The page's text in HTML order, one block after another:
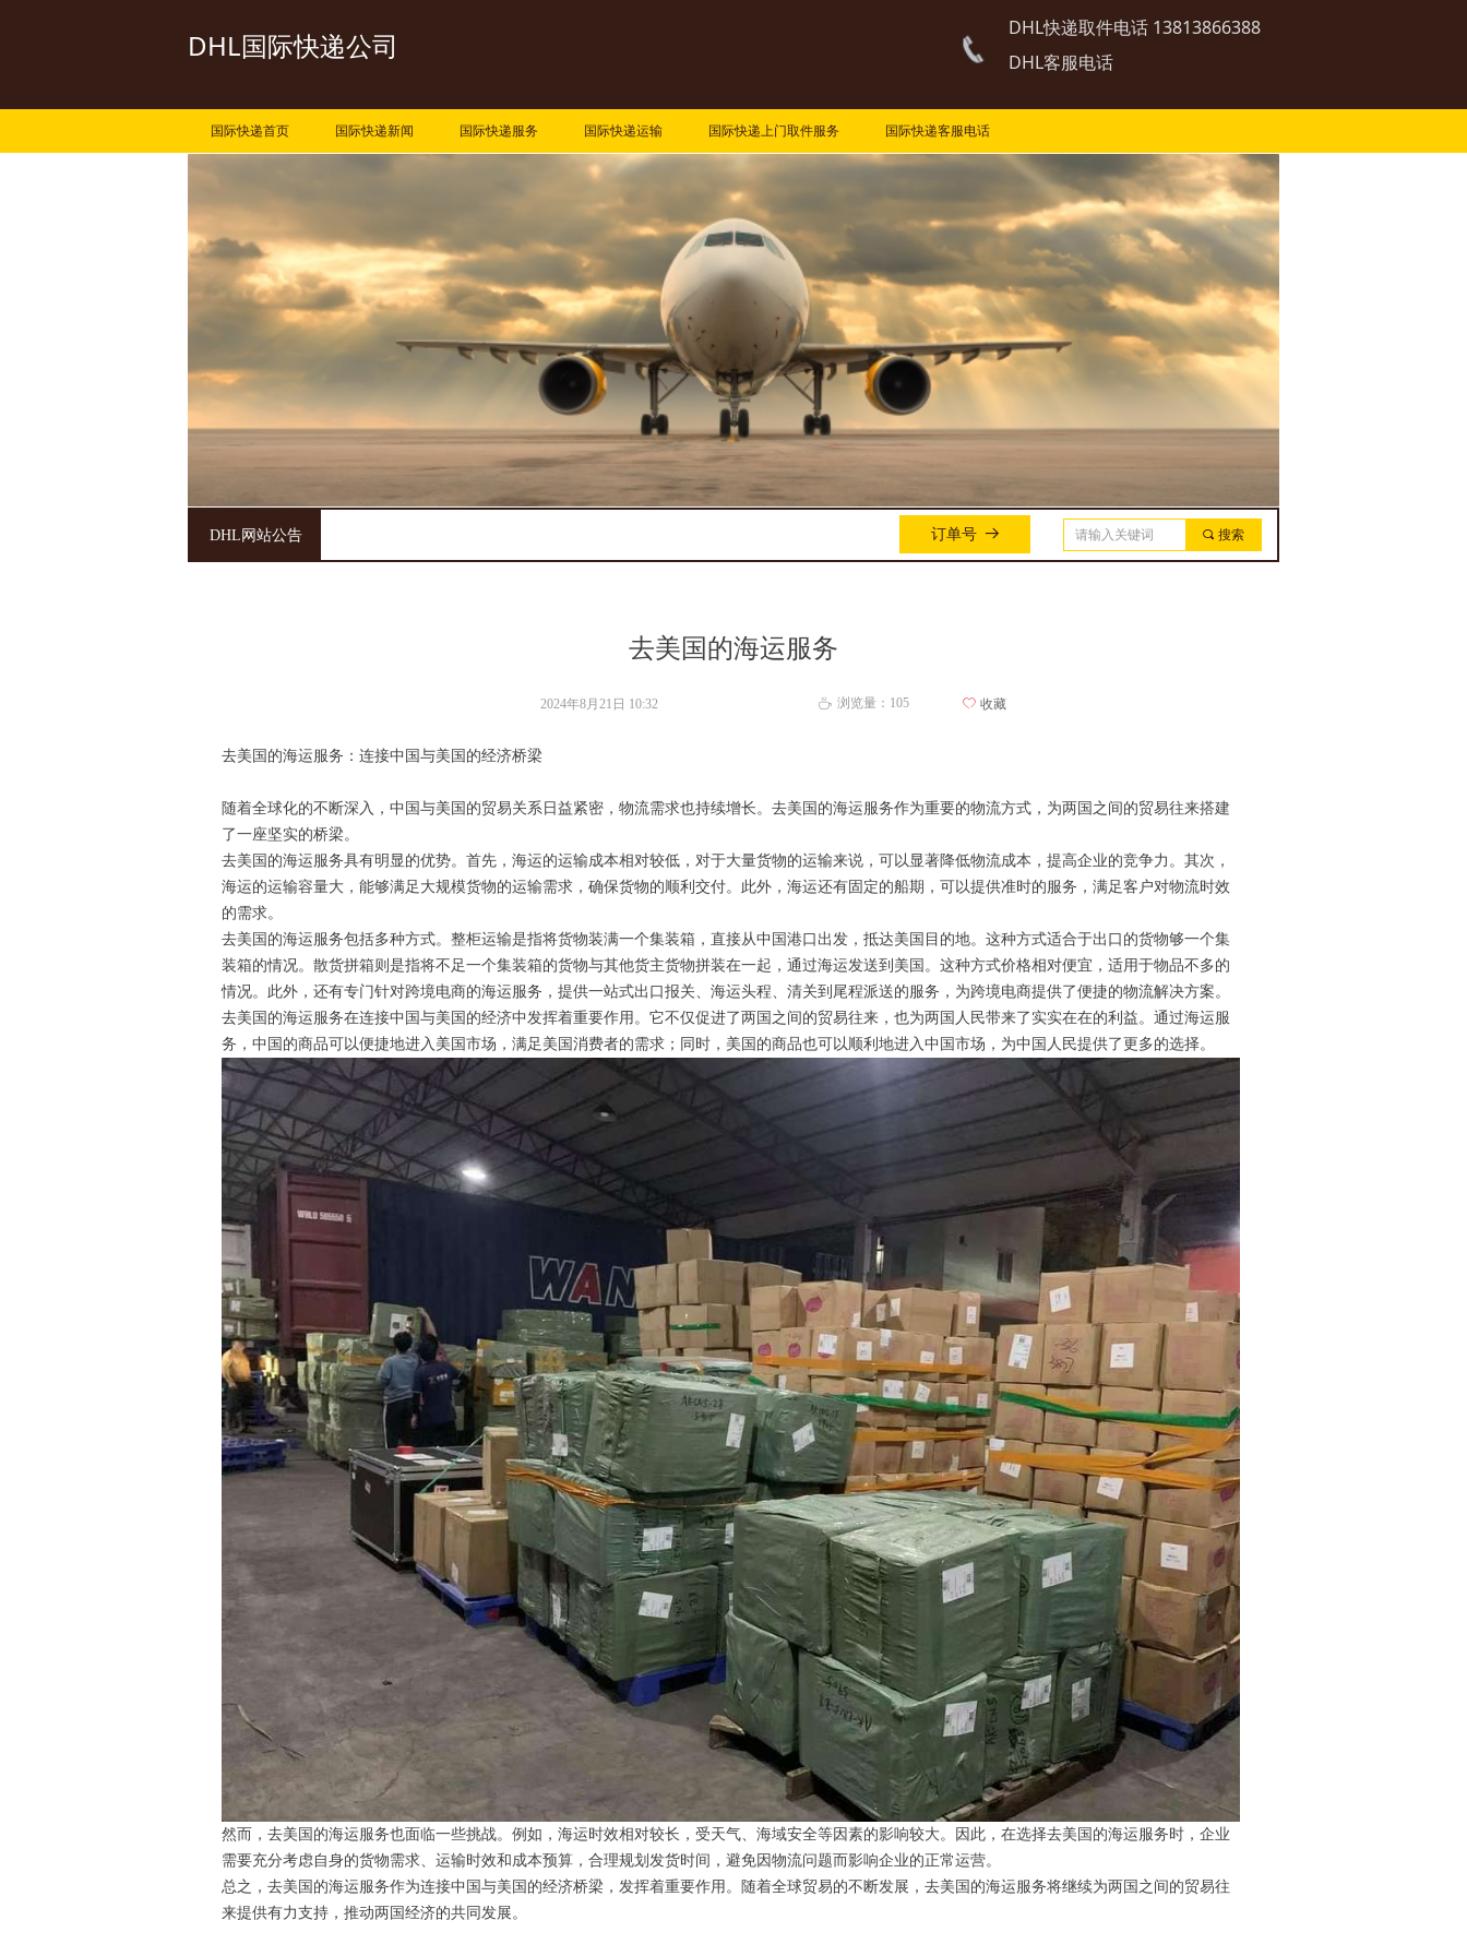
DHL国际快递公司
DHL快递取件电话 13813866388
DHL客服电话
国际快递首页 国际快递新闻 国际快递服务 国际快递运输 国际快递上门取件服务 国际快递客服电话
끠 搜索
DHL网站公告 订单号 뀠
去美国的海运服务
去美国的海运服务：连接中国与美国的经济桥梁
随着全球化的不断深入，中国与美国的贸易关系日益紧密，物流需求也持续增长。去美国的海运服务作为重要的物流方式，为两国之间的贸易往来搭建
了一座坚实的桥梁。
去美国的海运服务具有明显的优势。首先，海运的运输成本相对较低，对于大量货物的运输来说，可以显著降低物流成本，提高企业的竞争力。其次，
海运的运输容量大，能够满足大规模货物的运输需求，确保货物的顺利交付。此外，海运还有固定的船期，可以提供准时的服务，满足客户对物流时效
的需求。
去美国的海运服务包括多种方式。整柜运输是指将货物装满一个集装箱，直接从中国港口出发，抵达美国目的地。这种方式适合于出口的货物够一个集
装箱的情况。散货拼箱则是指将不足一个集装箱的货物与其他货主货物拼装在一起，通过海运发送到美国。这种方式价格相对便宜，适用于物品不多的
情况。此外，还有专门针对跨境电商的海运服务，提供一站式出口报关、海运头程、清关到尾程派送的服务，为跨境电商提供了便捷的物流解决方案。
去美国的海运服务在连接中国与美国的经济中发挥着重要作用。它不仅促进了两国之间的贸易往来，也为两国人民带来了实实在在的利益。通过海运服
务，中国的商品可以便捷地进入美国市场，满足美国消费者的需求；同时，美国的商品也可以顺利地进入中国市场，为中国人民提供了更多的选择。
然而，去美国的海运服务也面临一些挑战。例如，海运时效相对较长，受天气、海域安全等因素的影响较大。因此，在选择去美国的海运服务时，企业
需要充分考虑自身的货物需求、运输时效和成本预算，合理规划发货时间，避免因物流问题而影响企业的正常运营。
总之，去美国的海运服务作为连接中国与美国的经济桥梁，发挥着重要作用。随着全球贸易的不断发展，去美国的海运服务将继续为两国之间的贸易往
来提供有力支持，推动两国经济的共同发展。
2024年8月21日 10:32 ꄘ 浏览量： 105 ꄀ 收藏